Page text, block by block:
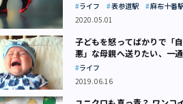
ライフ 表参道駅
麻布十番
2020.05.01
子どもを怒ってばかりで「
悪」な母親へ送りたい、一
ろの処方箋
ライフ
2019.06.16